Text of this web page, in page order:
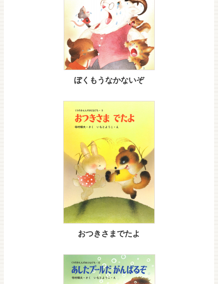
ぼくもうなかないぞ
おつきさまでたよ